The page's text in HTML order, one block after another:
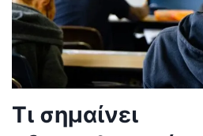
Τι σημαίνει